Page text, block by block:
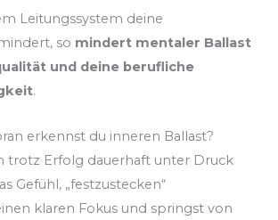
Leitungssystem deine
so mindert mentaler Ballast
und deine berufliche
.
erkennst du inneren Ballast?
trotz Erfolg dauerhaft unter Druck
Gefühl, „festzustecken“
klaren Fokus und springst von